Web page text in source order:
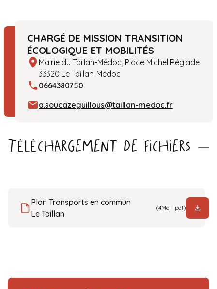
CHARGÉ DE MISSION TRANSITION
ÉCOLOGIQUE ET MOBILITÉS
Mairie du Taillan-Médoc, Place Michel Réglade
33320 Le Taillan-Médoc
0664380750
a.soucazeguillous@taillan-medoc.fr
Téléchargement de fichiers
Plan Transports en commun
Le Taillan
(4Mo – pdf)